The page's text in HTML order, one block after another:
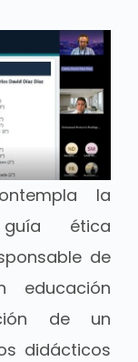
la
ética
de
educación
de un
didácticos